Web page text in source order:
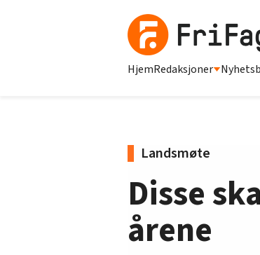
HjemRedaksjoner
Landsmøte
Disse
årene